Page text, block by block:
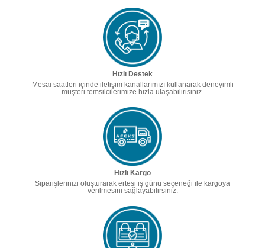
Hızlı Destek
Mesai saatleri içinde iletişim kanallarımızı kullanarak deneyimli
müşteri temsilcilerimize hızla ulaşabilirisiniz.
Hızlı Kargo
Siparişlerinizi oluşturarak ertesi iş günü seçeneği ile kargoya
verilmesini sağlayabilirsiniz.